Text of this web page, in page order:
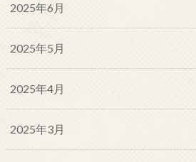
2025年6月
2025年5月
2025年4月
2025年3月